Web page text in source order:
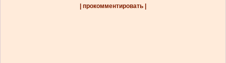
| прокомментировать |